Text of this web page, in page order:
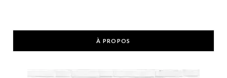
À PROPOS